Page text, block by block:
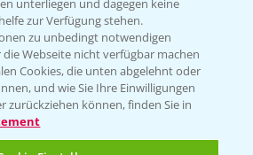
Sie uns
unterliegen und dagegen keine
zur Verfügung stehen.
zu unbedingt notwendigen
Webseite nicht verfügbar machen
Cookies, die unten abgelehnt oder
und wie Sie Ihre Einwilligungen
zurückziehen können, finden Sie in